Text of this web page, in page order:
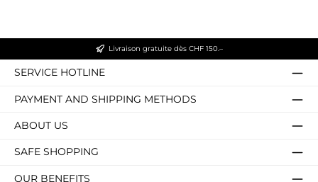
Livraison gratuite dès CHF 150.–
SERVICE HOTLINE
PAYMENT AND SHIPPING METHODS
ABOUT US
SAFE SHOPPING
OUR BENEFITS